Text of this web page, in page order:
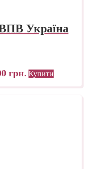
Україна
грн. Купити